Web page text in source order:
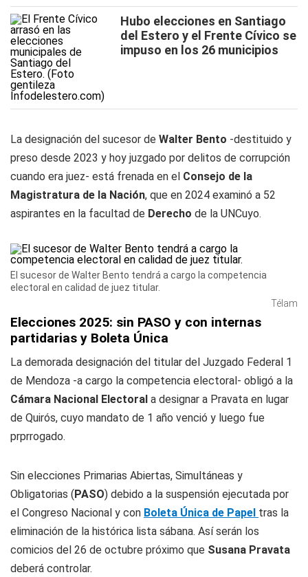
Hubo elecciones en Santiago
del Estero y el Frente Cívico se
impuso en los 26 municipios
La designación del sucesor de Walter Bento -destituido y
preso desde 2023 y hoy juzgado por delitos de corrupción
cuando era juez- está frenada en el Consejo de la
Magistratura de la Nación, que en 2024 examinó a 52
aspirantes en la facultad de Derecho de la UNCuyo.
El sucesor de Walter Bento tendrá a cargo la competencia
electoral en calidad de juez titular.
Télam
Elecciones 2025: sin PASO y con internas
partidarias y Boleta Única
La demorada designación del titular del Juzgado Federal 1
de Mendoza -a cargo la competencia electoral- obligó a la
Cámara Nacional Electoral a designar a Pravata en lugar
de Quirós, cuyo mandato de 1 año venció y luego fue
prprrogado.
Sin elecciones Primarias Abiertas, Simultáneas y
Obligatorias (PASO) debido a la suspensión ejecutada por
el Congreso Nacional y con Boleta Única de Papel tras la
eliminación de la histórica lista sábana. Así serán los
comicios del 26 de octubre próximo que Susana Pravata
deberá controlar.